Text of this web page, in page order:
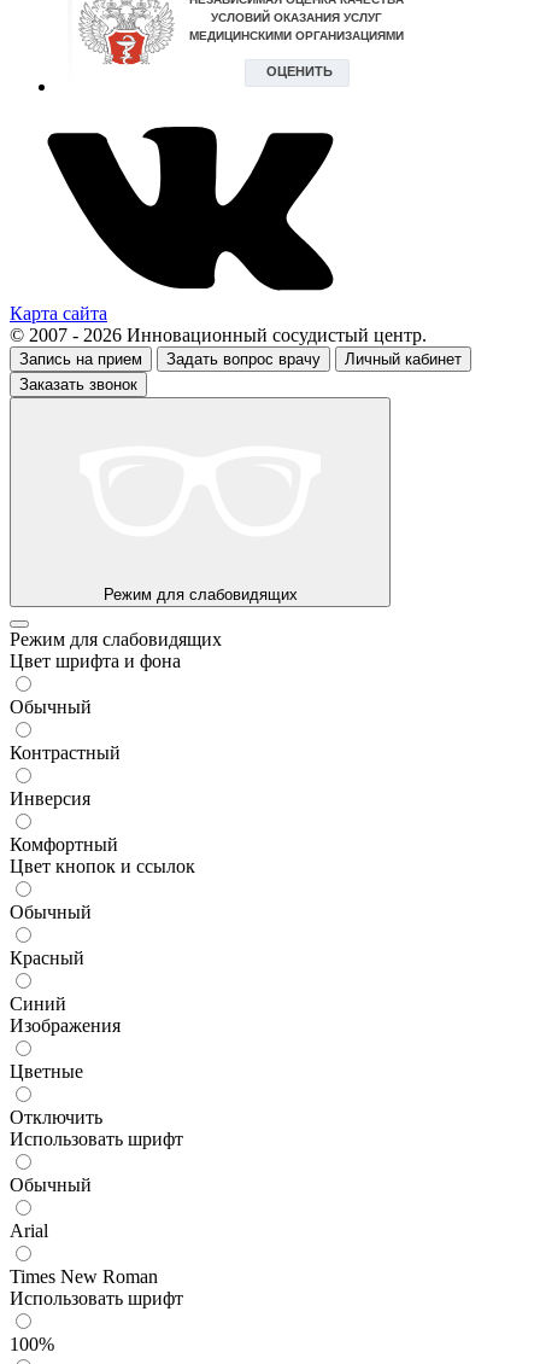
Карта сайта
© 2007 - 2026 Инновационный сосудистый центр.
Запись на прием Задать вопрос врачу
Личный кабинет
Заказать звонок
Режим для слабовидящих
Режим для слабовидящих
Цвет шрифта и фона
Обычный
Контрастный
Инверсия
Комфортный
Цвет кнопок и ссылок
Обычный
Красный
Синий
Изображения
Цветные
Отключить
Использовать шрифт
Обычный
Arial
Times New Roman
Использовать шрифт
100%